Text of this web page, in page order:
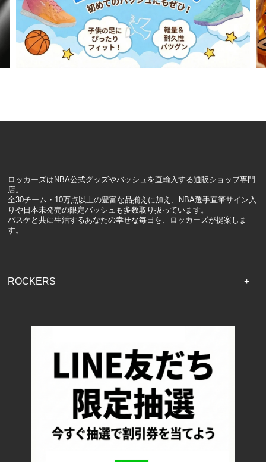
ロッカーズはNBA公式グッズやバッシュを直輸入する通販ショップ専門
店。
全30チーム・10万点以上の豊富な品揃えに加え、NBA選手直筆サイン入
りや日本未発売の限定バッシュも多数取り扱っています。
バスケと共に生活するあなたの幸せな毎日を、ロッカーズが提案しま
す。
ROCKERS
配送・送料について
返品について
お支払い方法について
特定商取引法に基づく表記
プライバシーポリシー
ロッカーズについて